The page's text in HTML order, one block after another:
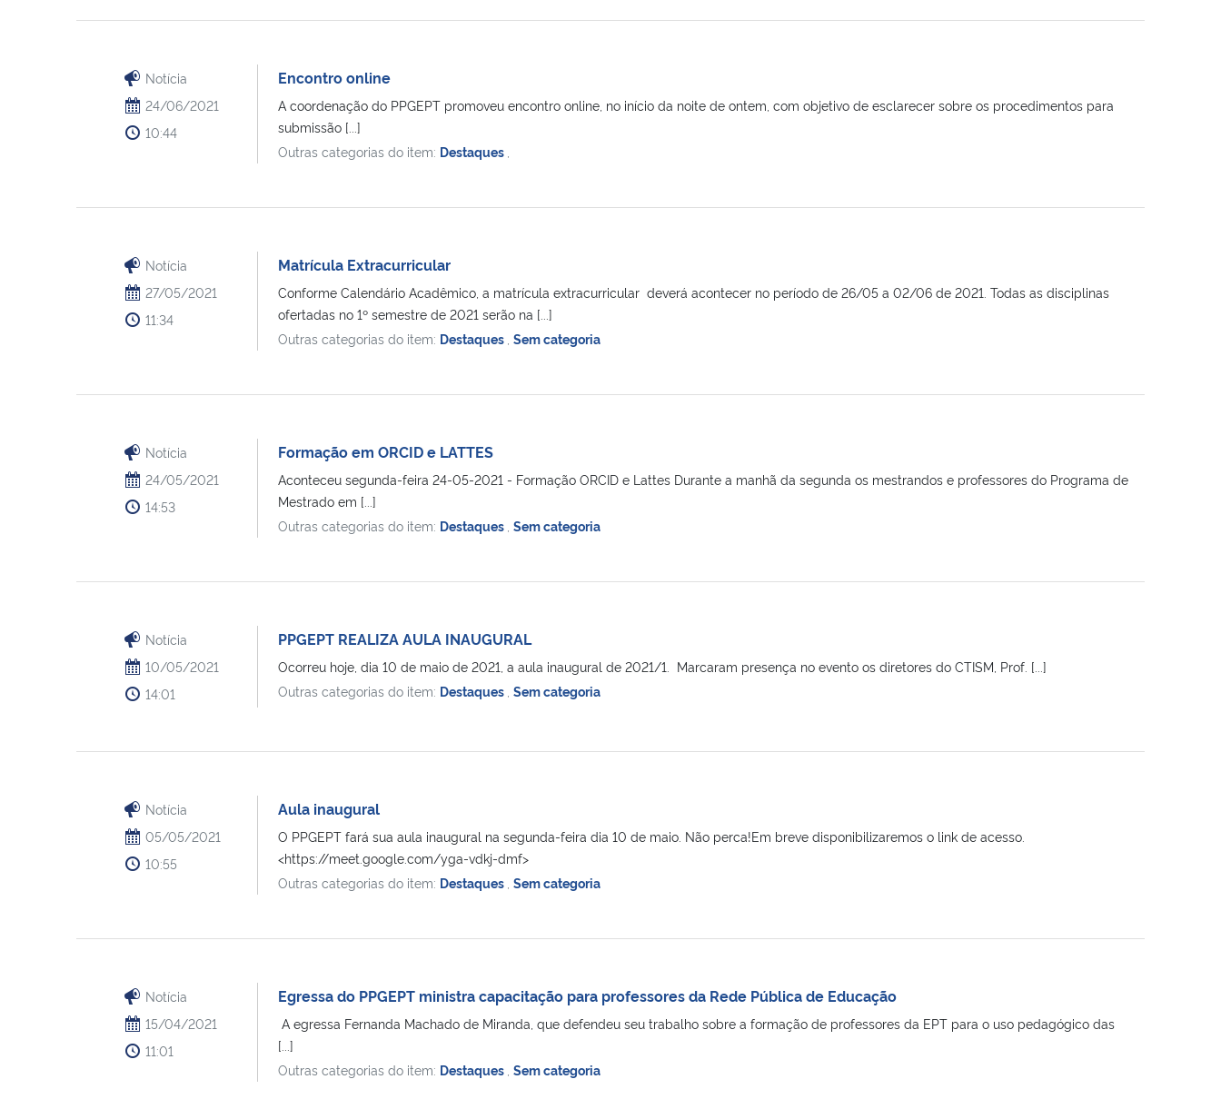
Notícia
24/06/2021
10:44
Encontro online
A coordenação do PPGEPT promoveu encontro online, no início da noite de ontem, com objetivo de esclarecer sobre os procedimentos para
submissão [...]
Outras categorias do item: Destaques
Notícia
27/05/2021
11:34
Matrícula Extracurricular
Conforme Calendário Acadêmico, a matrícula extracurricular deverá acontecer no período de 26/05 a 02/06 de 2021. Todas as disciplinas
ofertadas no 1º semestre de 2021 serão na [...]
Outras categorias do item: Destaques Sem categoria
Notícia
24/05/2021
14:53
Formação em ORCID e LATTES
Aconteceu segunda-feira 24-05-2021 - Formação ORCID e Lattes Durante a manhã da segunda os mestrandos e professores do Programa de
Mestrado em [...]
Outras categorias do item: Destaques Sem categoria
Notícia
10/05/2021
14:01
PPGEPT REALIZA AULA INAUGURAL
Ocorreu hoje, dia 10 de maio de 2021, a aula inaugural de 2021/1. Marcaram presença no evento os diretores do CTISM, Prof. [...]
Outras categorias do item: Destaques Sem categoria
Notícia
05/05/2021
10:55
Aula inaugural
O PPGEPT fará sua aula inaugural na segunda-feira dia 10 de maio. Não perca!Em breve disponibilizaremos o link de acesso.
<https://meet.google.com/yga-vdkj-dmf>
Outras categorias do item: Destaques Sem categoria
Notícia
15/04/2021
11:01
Egressa do PPGEPT ministra capacitação para professores da Rede Pública de Educação
A egressa Fernanda Machado de Miranda, que defendeu seu trabalho sobre a formação de professores da EPT para o uso pedagógico das
[...]
Outras categorias do item: Destaques Sem categoria